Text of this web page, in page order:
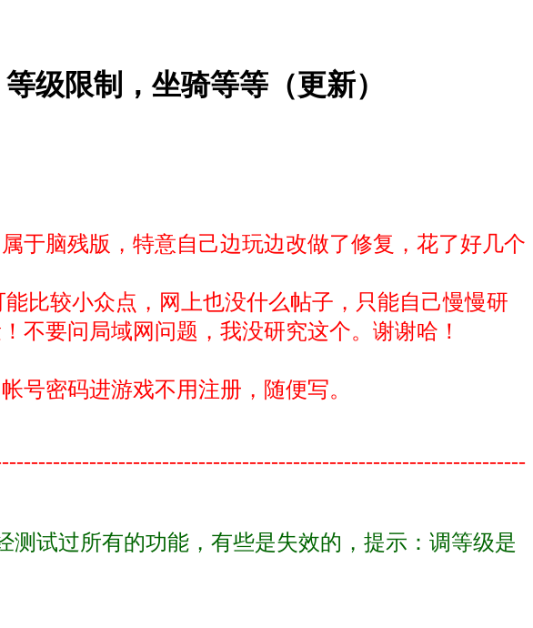
级限制，坐骑等等（更新）
于脑残版，特意自己边玩边改做了修复，花了好几个
比较小众点，网上也没什么帖子，只能自己慢慢研
不要问局域网问题，我没研究这个。谢谢哈！
帐号密码进游戏不用注册，随便写。
试过所有的功能，有些是失效的，提示：调等级是